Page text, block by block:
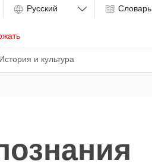
История и культура
Словарь